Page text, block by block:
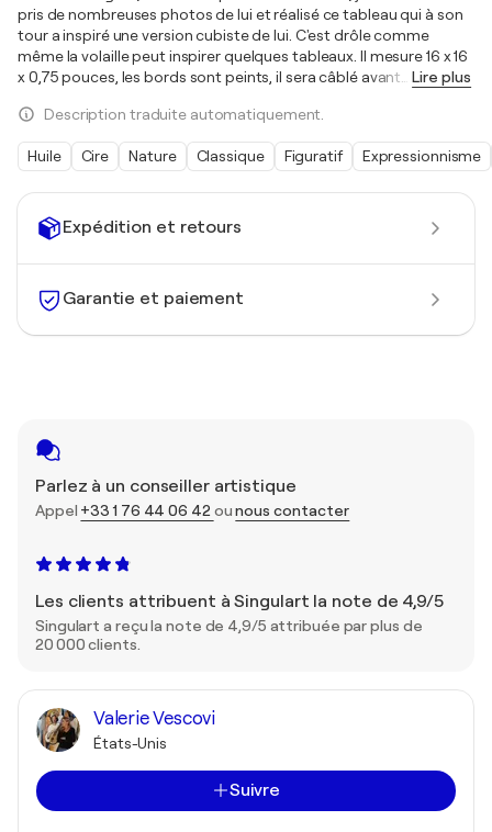
Expédition et retours
Garantie et paiement
Parlez à un conseiller artistique
Appel +33 1 76 44 06 42 ounous contacter
Les clients attribuent à Singulart la note de 4,9/5
Singulart a reçu la note de 4,9/5 attribuée par plus de
20 000 clients.
Valerie Vescovi
États-Unis
Suivre
pris de nombreuses photos de lui et réalisé ce tableau qui à son
tour a inspiré une version cubiste de lui. C'est drôle comme
même la volaille peut inspirer quelques tableaux. Il mesure 16 x 16
x 0,75 pouces, les bords sont peints, il sera câblé avant
Lire plus
Description traduite automatiquement.
Huile Cire Nature Classique Figuratif Expressionnisme